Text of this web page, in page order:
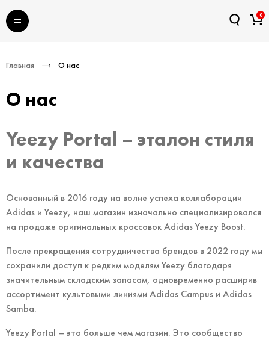
0
Главная О нас
О нас
Yeezy Portal – эталон стиля
и качества
Основанный в 2016 году на волне успеха коллаборации
Adidas и Yeezy, наш магазин изначально специализировался
на продаже оригинальных кроссовок Adidas Yeezy Boost.
После прекращения сотрудничества брендов в 2022 году мы
сохранили доступ к редким моделям Yeezy благодаря
значительным складским запасам, одновременно расширив
ассортимент культовыми линиями Adidas Campus и Adidas
Samba.
Yeezy Portal – это больше чем магазин. Это сообщество